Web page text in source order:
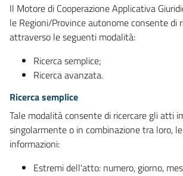
Il Motore di Cooperazione Applicativa
le Regioni/Province autonome consente di
attraverso le seguenti modalità:
Ricerca semplice;
Ricerca avanzata.
Ricerca semplice
Tale modalità consente di ricercare gli atti
singolarmente o in combinazione tra loro,
informazioni:
Estremi dell'atto: numero, giorno,